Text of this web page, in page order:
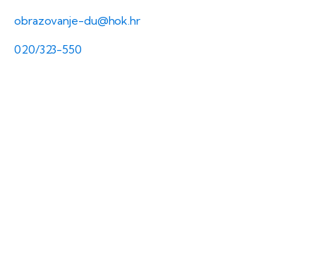
obrazovanje-du@hok.hr
020/323-550